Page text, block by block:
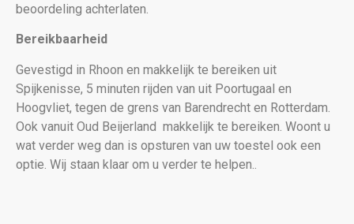
beoordeling achterlaten.
Bereikbaarheid
Gevestigd in Rhoon en makkelijk te bereiken uit
Spijkenisse, 5 minuten rijden van uit Poortugaal en
Hoogvliet, tegen de grens van Barendrecht en Rotterdam.
Ook vanuit Oud Beijerland makkelijk te bereiken. Woont u
wat verder weg dan is opsturen van uw toestel ook een
optie. Wij staan klaar om u verder te helpen..